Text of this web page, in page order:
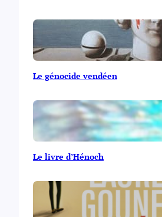
Le génocide vendéen
Le livre d’Hénoch